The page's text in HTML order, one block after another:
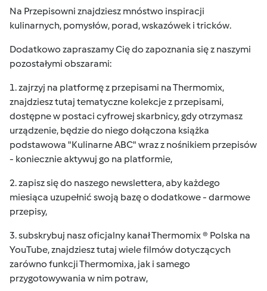
Na Przepisowni znajdziesz mnóstwo inspiracji
kulinarnych, pomysłów, porad, wskazówek i tricków.
Dodatkowo zapraszamy Cię do zapoznania się z naszymi
pozostałymi obszarami:
1. zajrzyj na platformę z przepisami na Thermomix,
znajdziesz tutaj tematyczne kolekcje z przepisami,
dostępne w postaci cyfrowej skarbnicy, gdy otrzymasz
urządzenie, będzie do niego dołączona książka
podstawowa "Kulinarne ABC" wraz z nośnikiem przepisów
- koniecznie aktywuj go na platformie,
2. zapisz się do naszego newslettera, aby każdego
miesiąca uzupełnić swoją bazę o dodatkowe - darmowe
przepisy,
3. subskrybuj nasz oficjalny kanałThermomix ® Polska na
YouTube, znajdziesz tutaj wiele filmów dotyczących
zarówno funkcji Thermomixa, jak i samego
przygotowywania w nim potraw,